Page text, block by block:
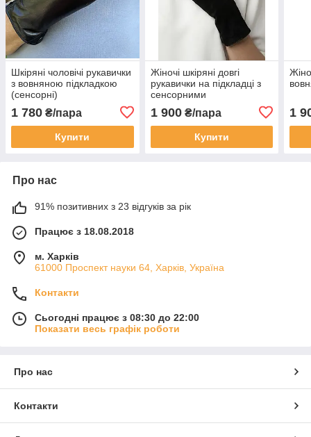
Шкіряні чоловічі рукавички
з вовняною підкладкою
(сенсорні)
1 780 ₴/пара
Купити
Жіночі шкіряні довгі
рукавички на підкладці з
сенсорними
1 900₴/пара
Купити
1
Про нас
91% позитивних з 23 відгуків за рік
Працює з 18.08.2018
м. Харків
61000 Проспект науки 64, Харків, Україна
Контакти
Сьогодні працює з 08:30 до 22:00
Показати весь графік роботи
Про нас
Контакти